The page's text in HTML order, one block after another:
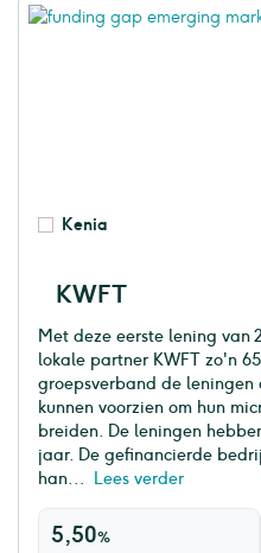
Kenia
KWFT
Met deze eerste lening van
lokale partner KWFT zo'n
groepsverband de
kunnen voorzien om hun
breiden. De leningen
jaar. De gefinancierde
han...
Lees verder
5,50%